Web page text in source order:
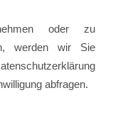
oder zu
werden wir Sie
abfragen.